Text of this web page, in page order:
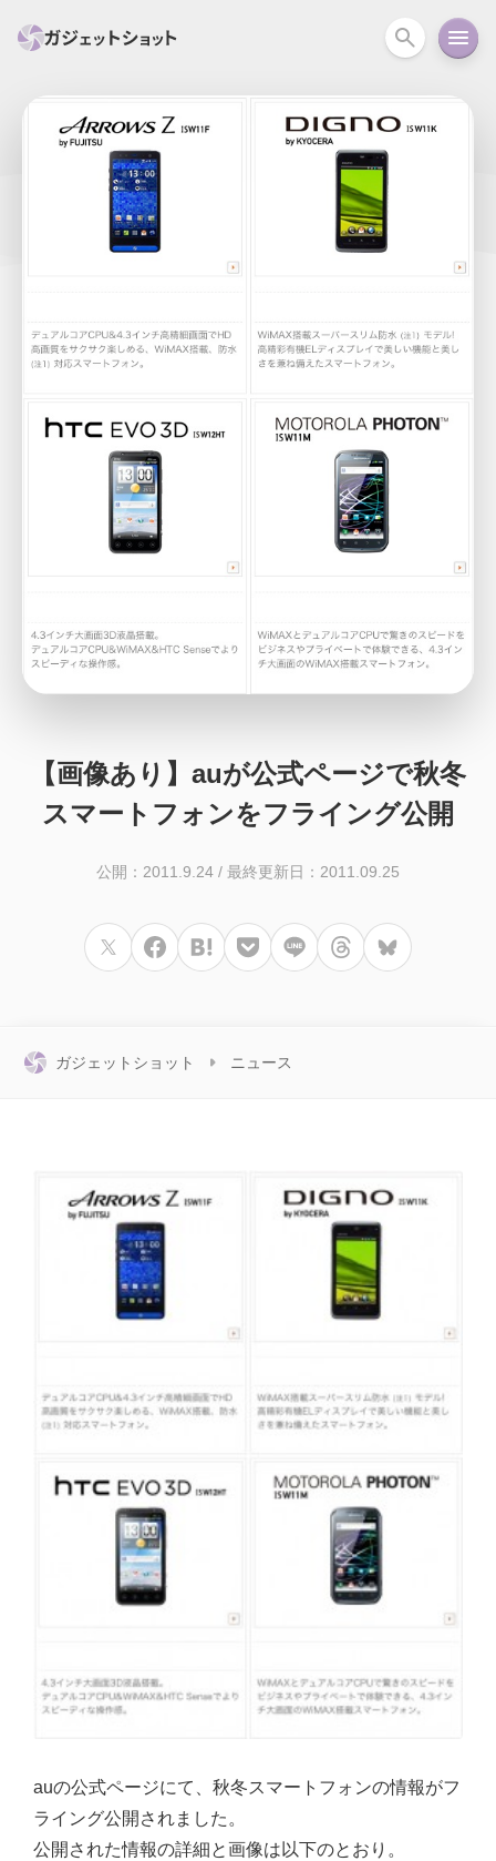
スマホ カメラ
スマートホーム アクションカメラ
ガイド ニュース オーディオ 周辺機器
【画像あり】auが公式ページで秋冬
スマートフォンをフライング公開
公開：2011.9.24 / 最終更新日：2011.09.25
ガジェットショット ニュース
auの公式ページにて、秋冬スマートフォンの情報がフ
ライング公開されました。
公開された情報の詳細と画像は以下のとおり。